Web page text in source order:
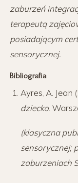
zaburzeń
terapeutą
posiadającym
sensorycznej.
Bibliografia
Ayres, A. Jean
dziecko .
(klasyczna
sensorycznej;
zaburzeniach